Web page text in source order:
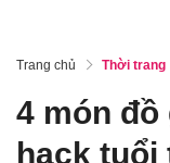
Trang chủ Thời trang
4 món đồ
hack tuổi